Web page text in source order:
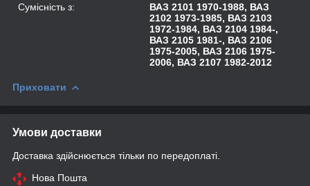
Сумісність з:
ВАЗ 2101 1970-1988, ВАЗ
2102 1973-1985, ВАЗ 2103
1972-1984, ВАЗ 2104 1984-,
ВАЗ 2105 1981-, ВАЗ 2106
1975-2005, ВАЗ 2106 1975-
2006, ВАЗ 2107 1982-2012
Приховати
Умови доставки
Доставка здійснюється тільки по передоплаті.
Нова Пошта